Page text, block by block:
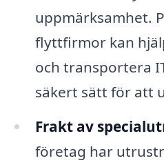
uppmärksamhet.
flyttfirmor kan
och transportera
säkert sätt för att
Frakt av
företag har